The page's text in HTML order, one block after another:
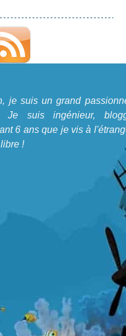
grand passionné de
suis ingénieur, bloggeur,
6 ans que je vis à
du temps libre !
je suis un grand
Je suis ingénieur,
6 ans que je vis à
!